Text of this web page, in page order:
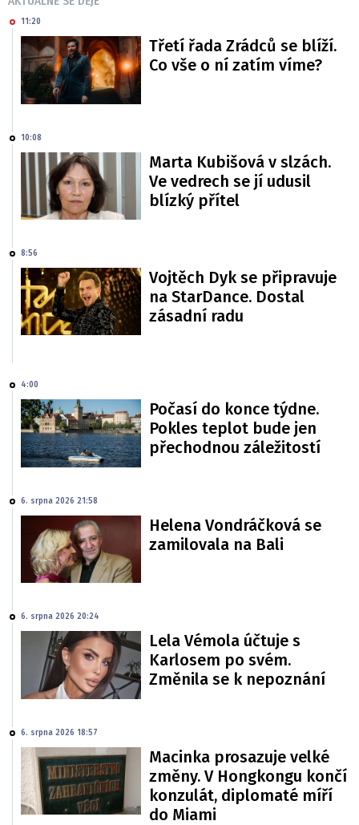
11:20
Třetí řada Zrádců se blíží.
Co vše o ní zatím víme?
10:08
Marta Kubišová v slzách.
Ve vedrech se jí udusil
blízký přítel
8:56
Vojtěch Dyk se připravuje
na StarDance. Dostal
zásadní radu
4:00
Počasí do konce týdne.
Pokles teplot bude jen
přechodnou záležitostí
6. srpna 2026 21:58
Helena Vondráčková se
zamilovala na Bali
6. srpna 2026 20:24
Lela Vémola účtuje s
Karlosem po svém.
Změnila se k nepoznání
6. srpna 2026 18:57
Macinka prosazuje velké
změny. V Hongkongu končí
konzulát, diplomaté míří
do Miami